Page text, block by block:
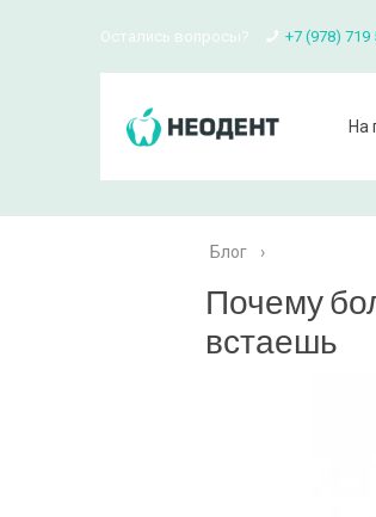
Остались вопросы? +7 (978) 719
На
Блог ›
Почему
встаешь